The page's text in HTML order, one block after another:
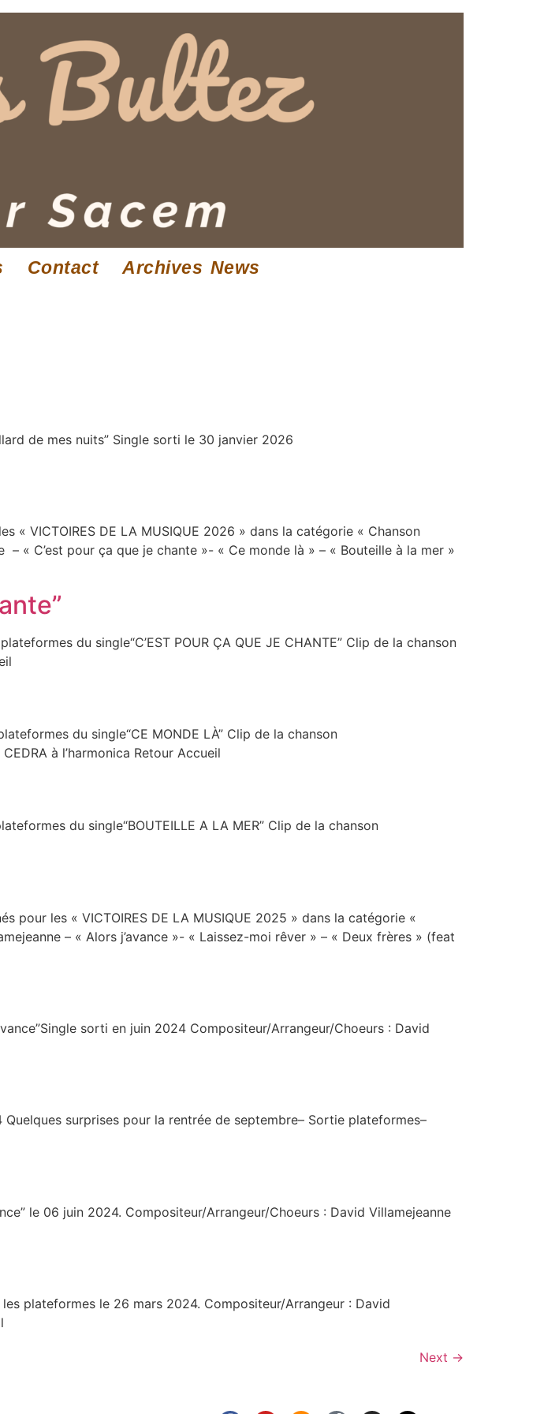
Contact Archives News
de mes nuits” Single sorti le 30 janvier 2026
« VICTOIRES DE LA MUSIQUE 2026 » dans la catégorie « Chanson
« C’est pour ça que je chante »- « Ce monde là » – « Bouteille à la mer »
du single“C’EST POUR ÇA QUE JE CHANTE” Clip de la chanson
du single“CE MONDE LÀ” Clip de la chanson
à l’harmonica Retour Accueil
du single“BOUTEILLE A LA MER” Clip de la chanson
les « VICTOIRES DE LA MUSIQUE 2025 » dans la catégorie «
– « Alors j’avance »- « Laissez-moi rêver » – « Deux frères » (feat
sorti en juin 2024 Compositeur/Arrangeur/Choeurs : David
surprises pour la rentrée de septembre– Sortie plateformes–
le 06 juin 2024. Compositeur/Arrangeur/Choeurs : David Villamejeanne
plateformes le 26 mars 2024. Compositeur/Arrangeur : David
Next →